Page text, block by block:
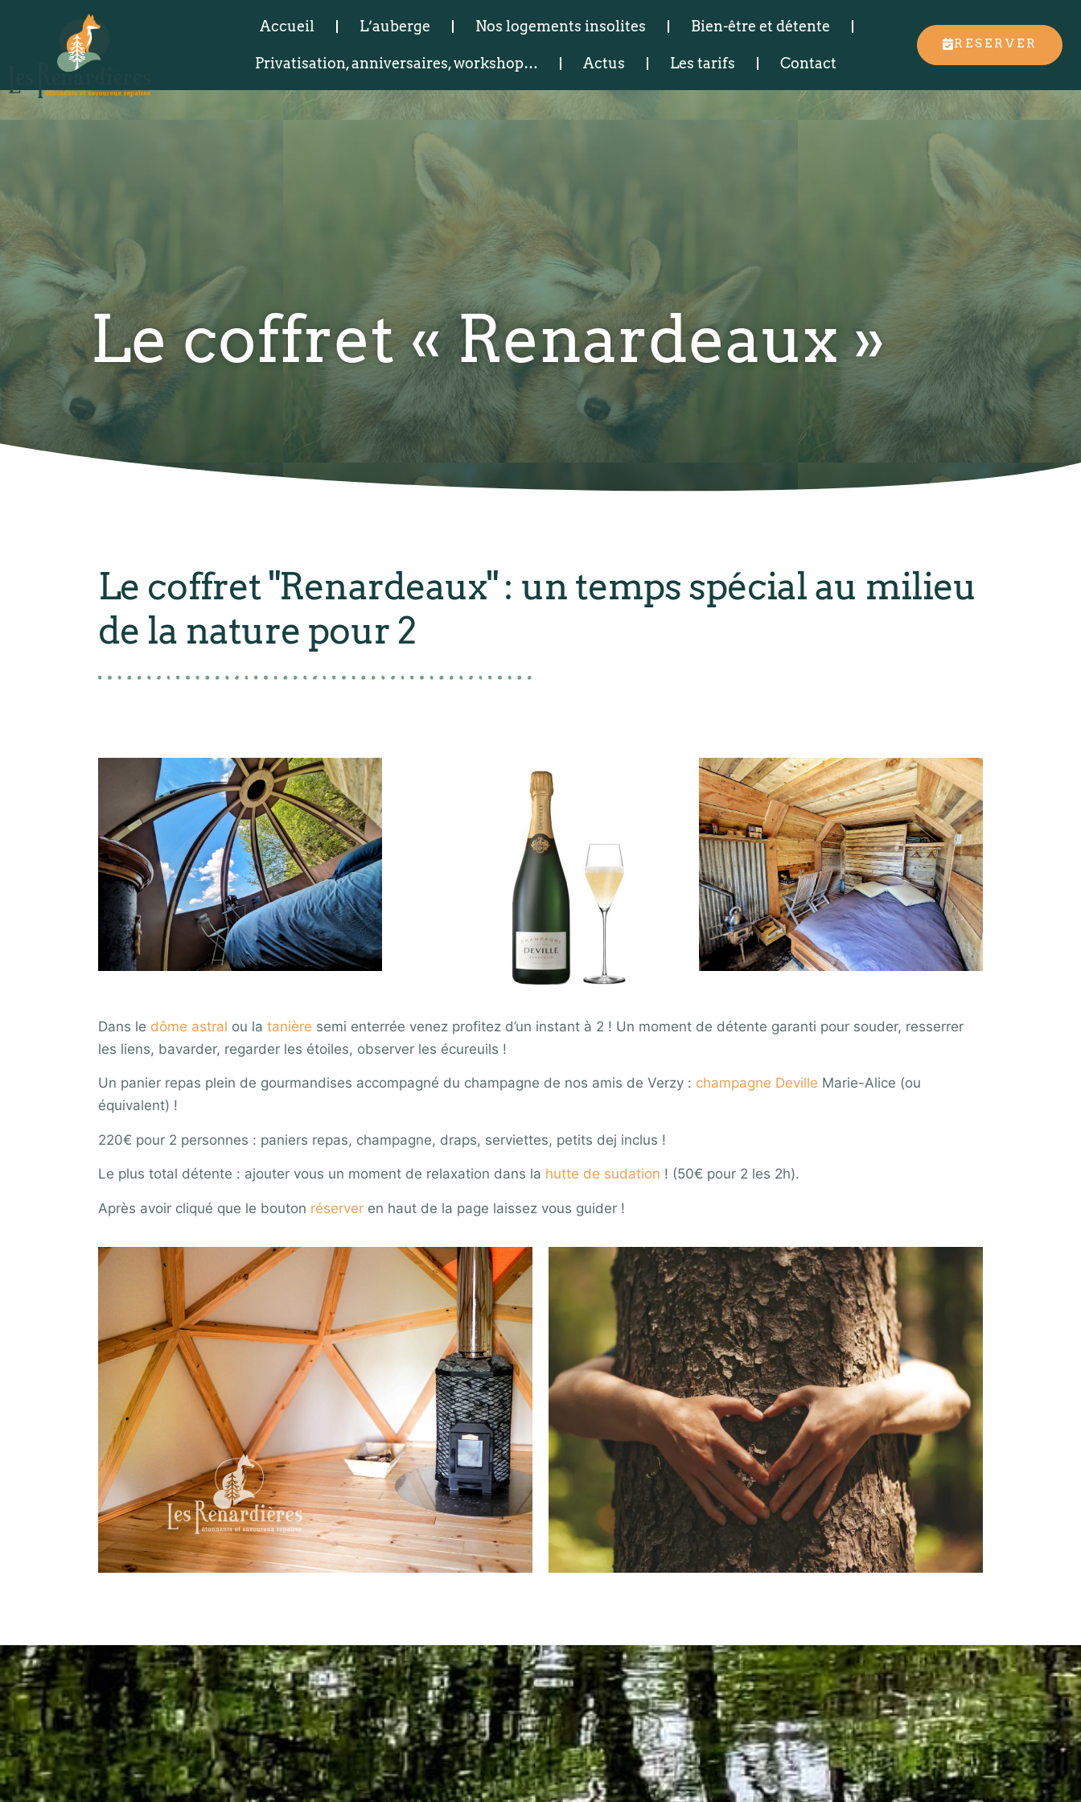
Accueil L’auberge Nos logements insolites Bien-être et détente
Privatisation, anniversaires, workshop… Actus Les tarifs Contact
RESERVER
Le coffret « Renardeaux »
Le coffret "Renardeaux" : un temps spécial au milieu
de la nature pour 2
Dans le dôme astral ou la tanière semi enterrée venez profitez d’un instant à 2 ! Un moment de détente garanti pour souder, resserrer
les liens, bavarder, regarder les étoiles, observer les écureuils !
Un panier repas plein de gourmandises accompagné du champagne de nos amis de Verzy : champagne Deville Marie-Alice (ou
équivalent) !
220€ pour 2 personnes : paniers repas, champagne, draps, serviettes, petits dej inclus !
Le plus total détente : ajouter vous un moment de relaxation dans la hutte de sudation ! (50€ pour 2 les 2h).
Après avoir cliqué que le bouton réserver en haut de la page laissez vous guider !